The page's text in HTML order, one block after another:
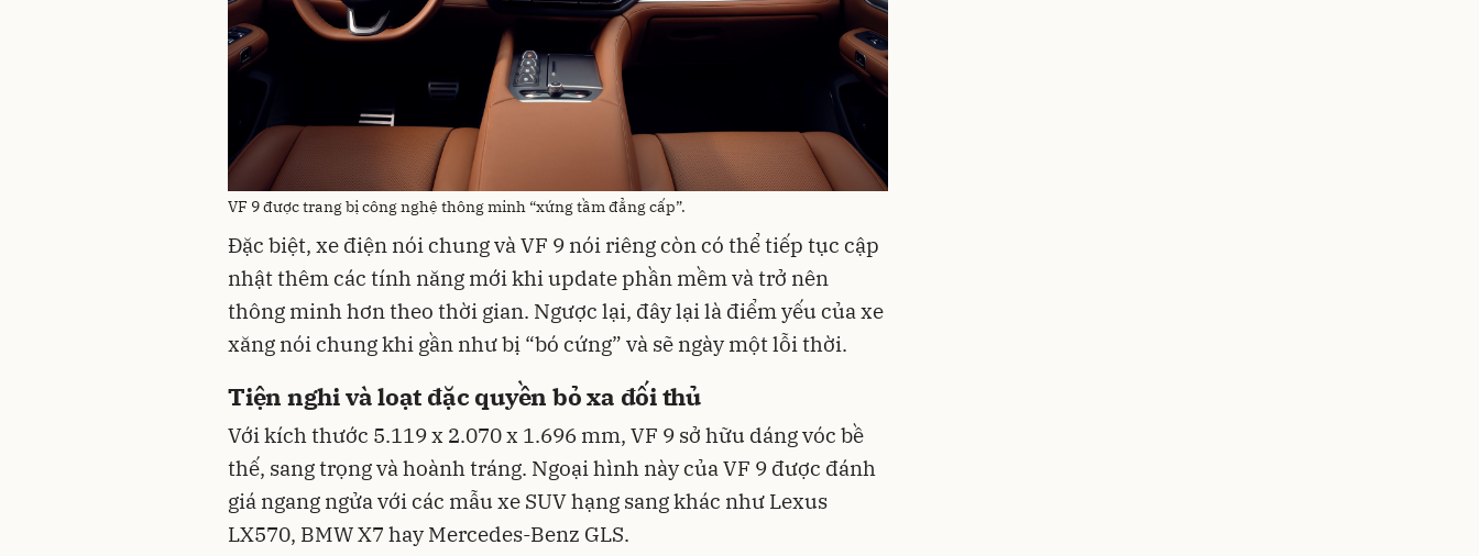
VF 9 được trang bị công nghệ thông minh “xứng tầm đẳng cấp”.
Đặc biệt, xe điện nói chung và VF 9 nói riêng còn có thể tiếp tục cập
nhật thêm các tính năng mới khi update phần mềm và trở nên
thông minh hơn theo thời gian. Ngược lại, đây lại là điểm yếu của xe
xăng nói chung khi gần như bị “bó cứng” và sẽ ngày một lỗi thời.
Tiện nghi và loạt đặc quyền bỏ xa đối thủ
Với kích thước 5.119 x 2.070 x 1.696 mm, VF 9 sở hữu dáng vóc bề
thế, sang trọng và hoành tráng. Ngoại hình này của VF 9 được đánh
giá ngang ngửa với các mẫu xe SUV hạng sang khác như Lexus
LX570, BMW X7 hay Mercedes-Benz GLS.